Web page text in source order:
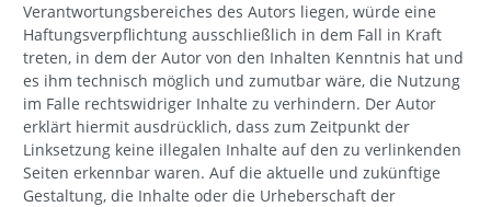
Verantwortungsbereiches des Autors liegen, würde eine
Haftungsverpflichtung ausschließlich in dem Fall in Kraft
treten, in dem der Autor von den Inhalten Kenntnis hat und
es ihm technisch möglich und zumutbar wäre, die Nutzung
im Falle rechtswidriger Inhalte zu verhindern. Der Autor
erklärt hiermit ausdrücklich, dass zum Zeitpunkt der
Linksetzung keine illegalen Inhalte auf den zu verlinkenden
Seiten erkennbar waren. Auf die aktuelle und zukünftige
Gestaltung, die Inhalte oder die Urheberschaft der